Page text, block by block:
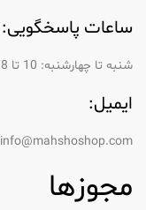
ساعات پاسخگویی:
شنبه تا چهارشنبه: 10 تا 18 ؛ پنجشنبه: 10 تا 13
ایمیل:
info@mahshoshop.com
مجوزها